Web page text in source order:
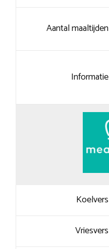
Aantal maaltijden
Informatie
Koelvers
Vriesvers